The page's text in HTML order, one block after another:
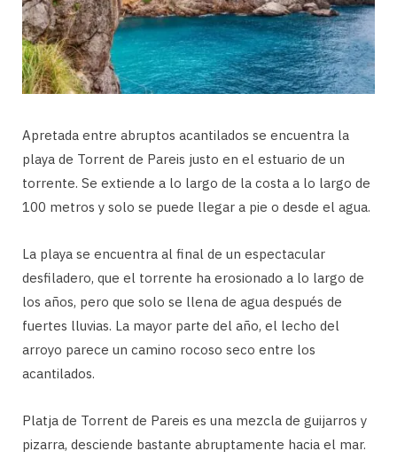
Apretada entre abruptos acantilados se encuentra la
playa de Torrent de Pareis justo en el estuario de un
torrente. Se extiende a lo largo de la costa a lo largo de
100 metros y solo se puede llegar a pie o desde el agua.
La playa se encuentra al final de un espectacular
desfiladero, que el torrente ha erosionado a lo largo de
los años, pero que solo se llena de agua después de
fuertes lluvias. La mayor parte del año, el lecho del
arroyo parece un camino rocoso seco entre los
acantilados.
Platja de Torrent de Pareis es una mezcla de guijarros y
pizarra, desciende bastante abruptamente hacia el mar.